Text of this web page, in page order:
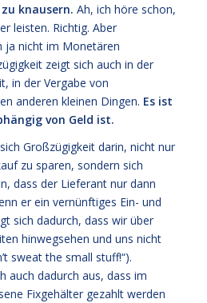
knausern. Ah, ich höre schon,
leisten. Richtig. Aber
ja nicht im Monetären
zeigt sich auch in der
in der Vergabe von
anderen kleinen Dingen. Es ist
von Geld ist.
Großzügigkeit darin, nicht nur
zu sparen, sondern sich
dass der Lieferant nur dann
er ein vernünftiges Ein- und
sich dadurch, dass wir über
hinwegsehen und uns nicht
sweat the small stuff!“).
auch dadurch aus, dass im
Fixgehälter gezahlt werden